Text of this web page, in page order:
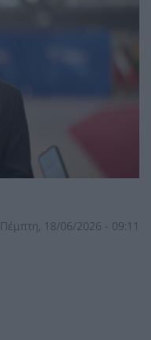
Πέμπτη, 18/06/2026 - 09:11